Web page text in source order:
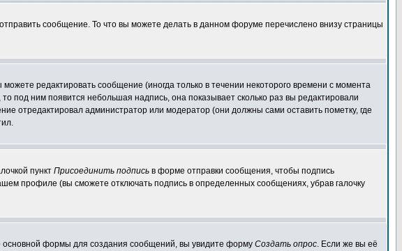
сообщение. То что вы можете делать в данном форуме перечислено внизу страницы
редактировать сообщение (иногда только в течении некоторого времени с момента
под ним появится небольшая надпись, она показывает сколько раз вы редактировали
отредактировал администратор или модератор (они должны сами оставить пометку, где
пункт Присоединить подпись в форме отправки сообщения, чтобы подпись
профиле (вы сможете отключать подпись в определенных сообщениях, убрав галочку
основной формы для создания сообщений, вы увидите форму Создать опрос. Если же вы её